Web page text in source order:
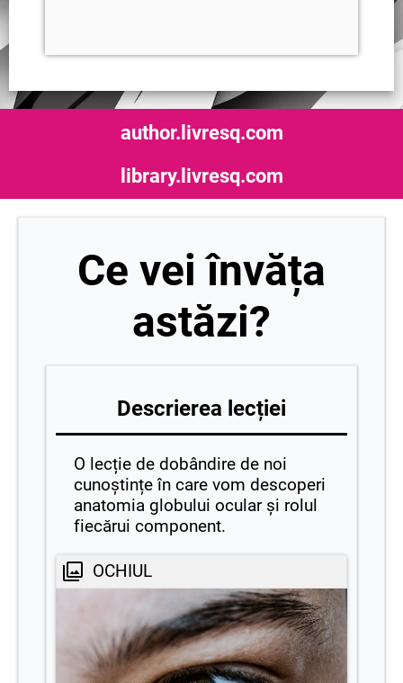
author.livresq.com
library.livresq.com
Ce vei învăța
astăzi?
Descrierea lecției
O lecție de dobândire de noi
cunoștințe în care vom descoperi
anatomia globului ocular și rolul
fiecărui component.
OCHIUL